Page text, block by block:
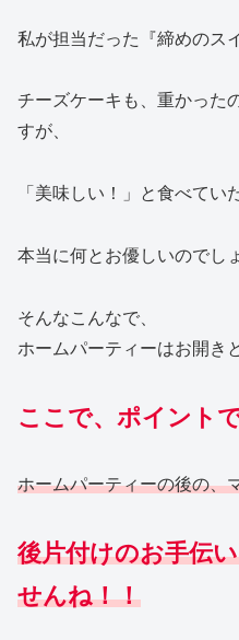
私が担当だった『締めのス
チーズケーキも、重かった
すが、
「美味しい！」と食べてい
本当に何とお優しいのでし
そんなこんなで、
ホームパーティーはお開き
ここで、ポイント
ホームパーティーの後の、
後片付けのお手伝
せんね！！